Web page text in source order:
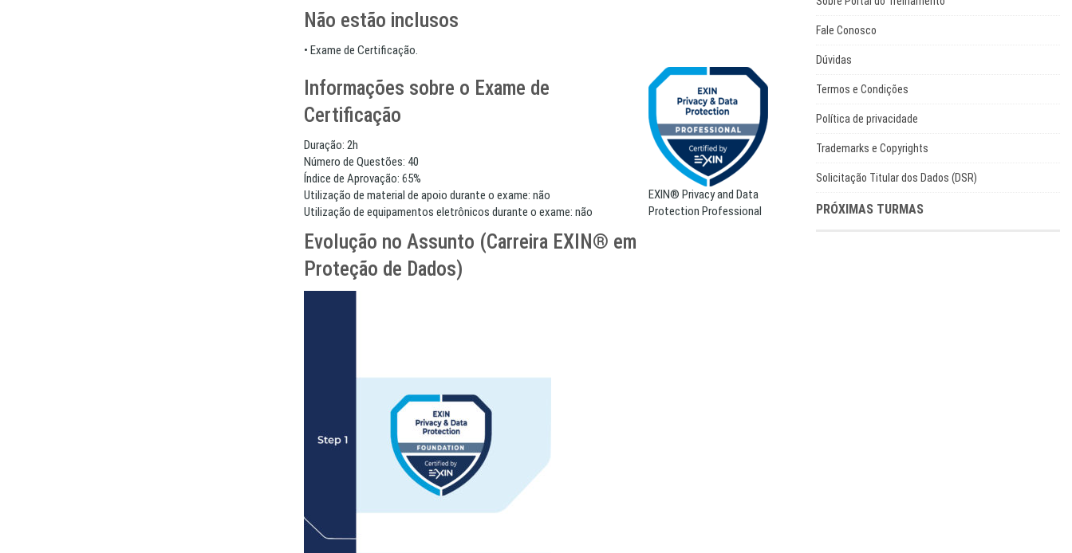
Não estão inclusos
• Exame de Certificação.
EXIN® Privacy and Data
Protection Professional
Informações sobre o Exame de
Certificação
Duração: 2h
Número de Questões: 40
Índice de Aprovação: 65%
Utilização de material de apoio durante o exame: não
Utilização de equipamentos eletrônicos durante o exame: não
Evolução no Assunto (Carreira EXIN® em
Proteção de Dados)
Fale Conosco
Dúvidas
Termos e Condições
Política de privacidade
Trademarks e Copyrights
Solicitação Titular dos Dados (DSR)
PRÓXIMAS TURMAS